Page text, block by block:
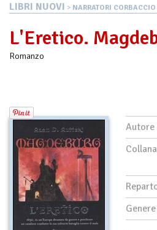
LIBRI NUOVI > NARRATORI
L'Eretico.
Romanzo
Autore
Collana
Genere